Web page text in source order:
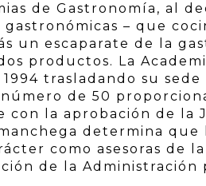
de Gastronomía, al
gastronómicas – que
un escaparate de la
productos. La
trasladando su
de 50
con la aprobación de la
determina que
como asesoras de
de la Administración